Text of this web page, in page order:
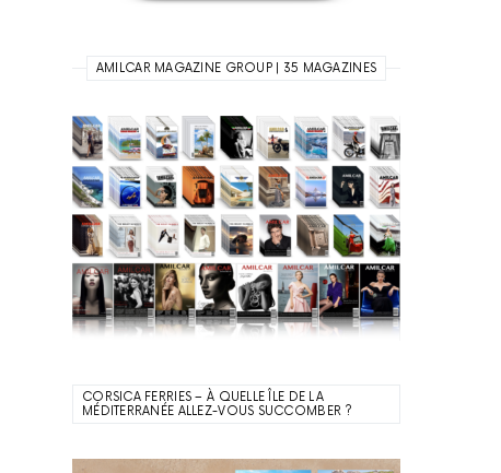
AMILCAR MAGAZINE GROUP | 35 MAGAZINES
CORSICA FERRIES – À QUELLE ÎLE DE LA
MÉDITERRANÉE ALLEZ-VOUS SUCCOMBER ?